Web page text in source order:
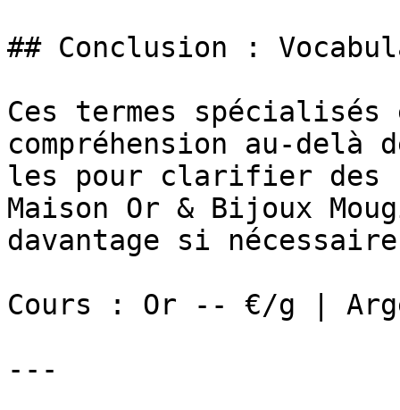
## Conclusion :
Ces termes
compréhension au-delà
les pour clarifier des
Maison Or & Bijoux
davantage si
Cours : Or -- €/g |
---